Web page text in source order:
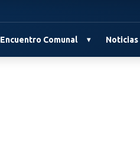
Encuentro Comunal Noticias